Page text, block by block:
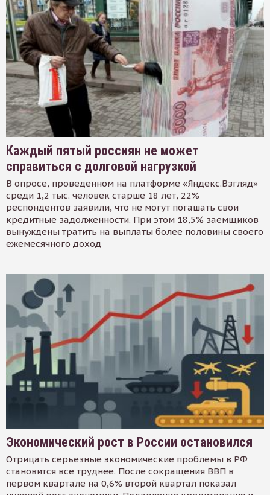
Каждый пятый россиян не может
справиться с долговой нагрузкой
В опросе, проведенном на платформе «Яндекс.Взгляд»
среди 1,2 тыс. человек старше 18 лет, 22%
респондентов заявили, что не могут погашать свои
кредитные задолженности. При этом 18,5% заемщиков
вынуждены тратить на выплаты более половины своего
ежемесячного доход
Экономический рост в России остановился
Отрицать серьезные экономические проблемы в РФ
становится все труднее. После сокращения ВВП в
первом квартале на 0,6% второй квартал показал